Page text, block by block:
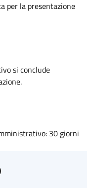
per la presentazione
si conclude
30 giorni